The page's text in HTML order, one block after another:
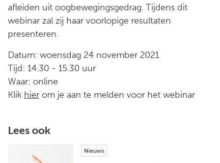
afleiden uit oogbewegingsgedrag. Tijdens dit
webinar zal zij haar voorlopige resultaten
presenteren.
Datum: woensdag 24 november 2021
Tijd: 14.30 - 15.30 uur
Waar: online
Klik hier om je aan te melden voor het webinar
Lees ook
Nieuws